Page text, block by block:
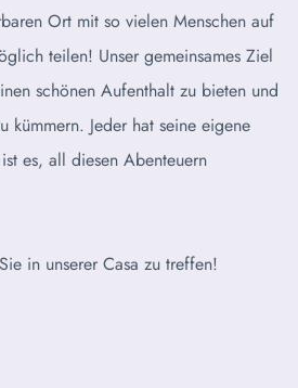
Ort mit so vielen Menschen auf
teilen! Unser gemeinsames Ziel
schönen Aufenthalt zu bieten und
kümmern. Jeder hat seine eigene
es, all diesen Abenteuern
in unserer Casa zu treffen!